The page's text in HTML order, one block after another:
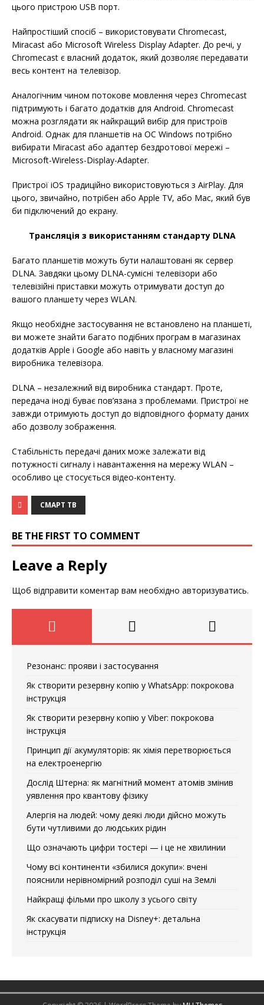
цього пристрою USB порт.
Найпростіший спосіб – використовувати Chromecast,
Miracast або Microsoft Wireless Display Adapter. До речі, у
Chromecast є власний додаток, який дозволяє передавати
весь контент на телевізор.
Аналогічним чином потокове мовлення через Chromecast
підтримують і багато додатків для Android. Chromecast
можна розглядати як найкращий вибір для пристроїв
Android. Однак для планшетів на ОС Windows потрібно
вибирати Miracast або адаптер бездротової мережі –
Microsoft-Wireless-Display-Adapter.
Пристрої iOS традиційно використовуються з AirPlay. Для
цього, звичайно, потрібен або Apple TV, або Mac, який був
би підключений до екрану.
Трансляція з використанням стандарту DLNA
Багато планшетів можуть бути налаштовані як сервер
DLNA. Завдяки цьому DLNA-сумісні телевізори або
телевізійні приставки можуть отримувати доступ до
вашого планшету через WLAN.
Якщо необхідне застосування не встановлено на планшеті,
ви можете знайти багато подібних програм в магазинах
додатків Apple і Google або навіть у власному магазині
виробника телевізора.
DLNA – незалежний від виробника стандарт. Проте,
передача іноді буває пов’язана з проблемами. Пристрої не
завжди отримують доступ до відповідного формату даних
або дозволу зображення.
Стабільність передачі даних може залежати від
потужності сигналу і навантаження на мережу WLAN –
особливо це стосується відео-контенту.
СМАРТ ТВ
BE THE FIRST TO COMMENT
Leave a Reply
Щоб відправити коментар вам необхідно авторизуватись.
Резонанс: прояви і застосування
Як створити резервну копію у WhatsApp: покрокова
інструкція
Як створити резервну копію у Viber: покрокова
інструкція
Принцип дії акумуляторів: як хімія перетворюється
на електроенергію
Дослід Штерна: як магнітний момент атомів змінив
уявлення про квантову фізику
Алергія на людей: чому деякі люди дійсно можуть
бути чутливими до людських рідин
Що означають цифри тостері — і це не хвилинии
Чому всі континенти «збилися докупи»: вчені
пояснили нерівномірний розподіл суші на Землі
Найкращі фільми про школу з усього світу
Як скасувати підписку на Disney+: детальна
інструкція